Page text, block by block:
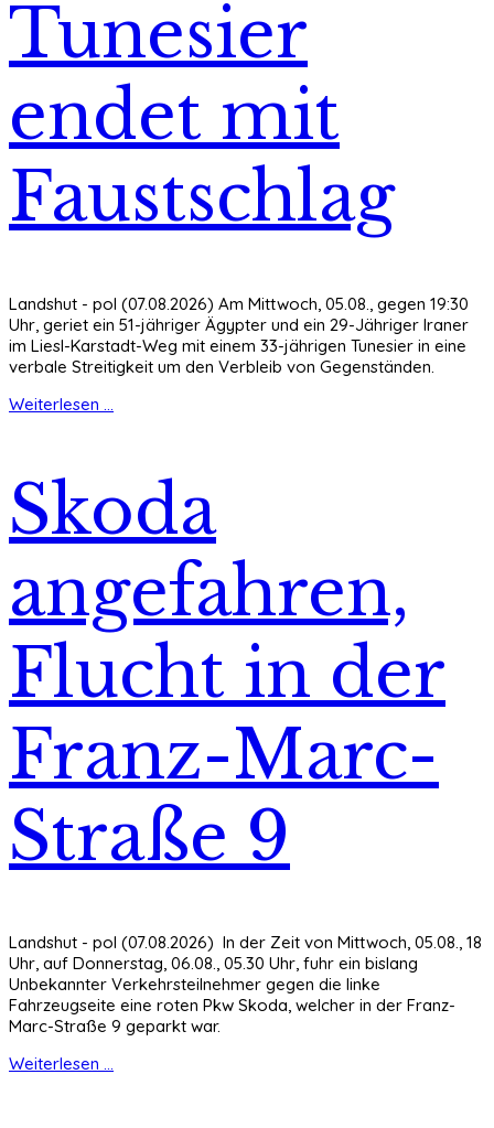
Tunesier
endet mit
Faustschlag
Landshut - pol (07.08.2026) Am Mittwoch, 05.08., gegen 19:30
Uhr, geriet ein 51-jähriger Ägypter und ein 29-Jähriger Iraner
im Liesl-Karstadt-Weg mit einem 33-jährigen Tunesier in eine
verbale Streitigkeit um den Verbleib von Gegenständen.
Weiterlesen ...
Skoda
angefahren,
Flucht in der
Franz-Marc-
Straße 9
Landshut - pol (07.08.2026) In der Zeit von Mittwoch, 05.08., 18
Uhr, auf Donnerstag, 06.08., 05.30 Uhr, fuhr ein bislang
Unbekannter Verkehrsteilnehmer gegen die linke
Fahrzeugseite eine roten Pkw Skoda, welcher in der Franz-
Marc-Straße 9 geparkt war.
Weiterlesen ...